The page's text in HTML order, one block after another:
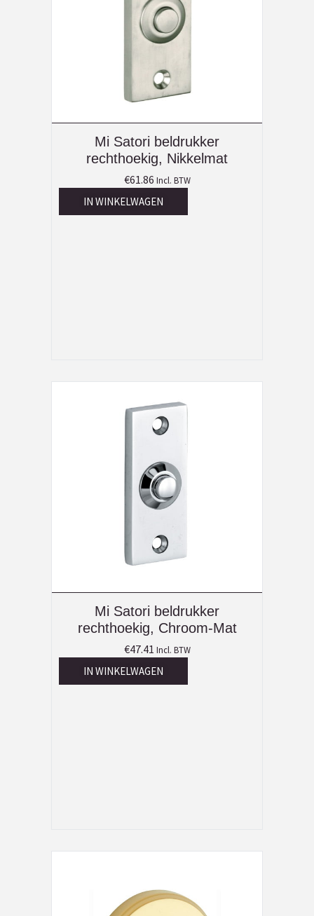
Mi Satori beldrukker
rechthoekig, Nikkelmat
€61.86 Incl. BTW
IN WINKELWAGEN
Mi Satori beldrukker
rechthoekig, Chroom-Mat
€47.41 Incl. BTW
IN WINKELWAGEN